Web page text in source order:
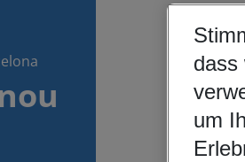
dass
um